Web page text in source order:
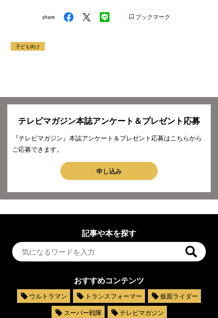
share ブックマーク
子ども向け
テレビマガジン本誌アンケート＆プレゼント応募
『テレビマガジン』本誌アンケート＆プレゼント応募はこちらから
ご応募できます。
申し込み
記事や本を探す
おすすめコンテンツ
ウルトラマン トランスフォーマー
仮面ライダー
スーパー戦隊
テレビマガジン